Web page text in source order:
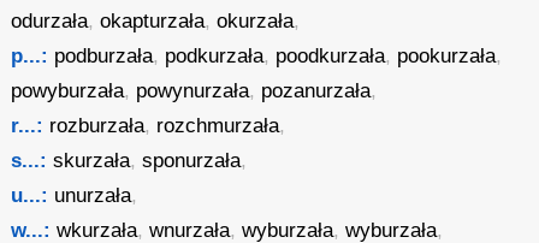
odurzała,okapturzała,okurzała,
p...: podburzała, podkurzała, poodkurzała, pookurzała,
powyburzała, powynurzała, pozanurzała,
r...: rozburzała, rozchmurzała,
s...: skurzała,sponurzała,
u...: unurzała,
w...: wkurzała,wnurzała,wyburzała,wyburzała,